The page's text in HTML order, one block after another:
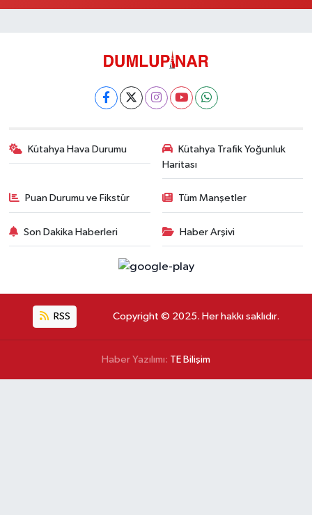
Kütahya Hava Durumu
Kütahya Trafik Yoğunluk
Haritası
Puan Durumu ve Fikstür Tüm Manşetler
Son Dakika Haberleri Haber Arşivi
RSS Copyright © 2025. Her hakkı saklıdır.
Haber Yazılımı: TE Bilişim